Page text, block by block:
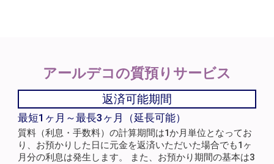
アールデコの質預りサービス
返済可能期間
最短1ヶ月～最長3ヶ月（延長可能）
質料（利息・手数料）の計算期間は1か月単位となってお
り、お預かりした日に元金を返済いただいた場合でも1ヶ
月分の利息は発生します。 また、お預かり期間の基本は3